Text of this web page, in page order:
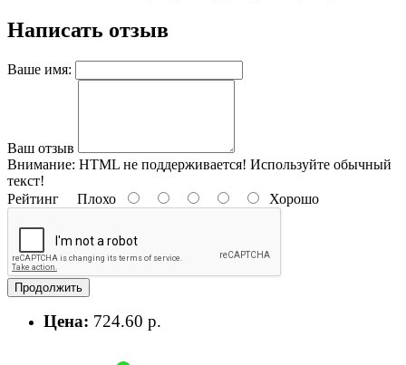
Написать отзыв
Ваше имя:
Ваш отзыв
Внимание: HTML не поддерживается! Используйте обычный
текст!
Рейтинг Плохо Хорошо
Продолжить
Цена: 724.60 р.